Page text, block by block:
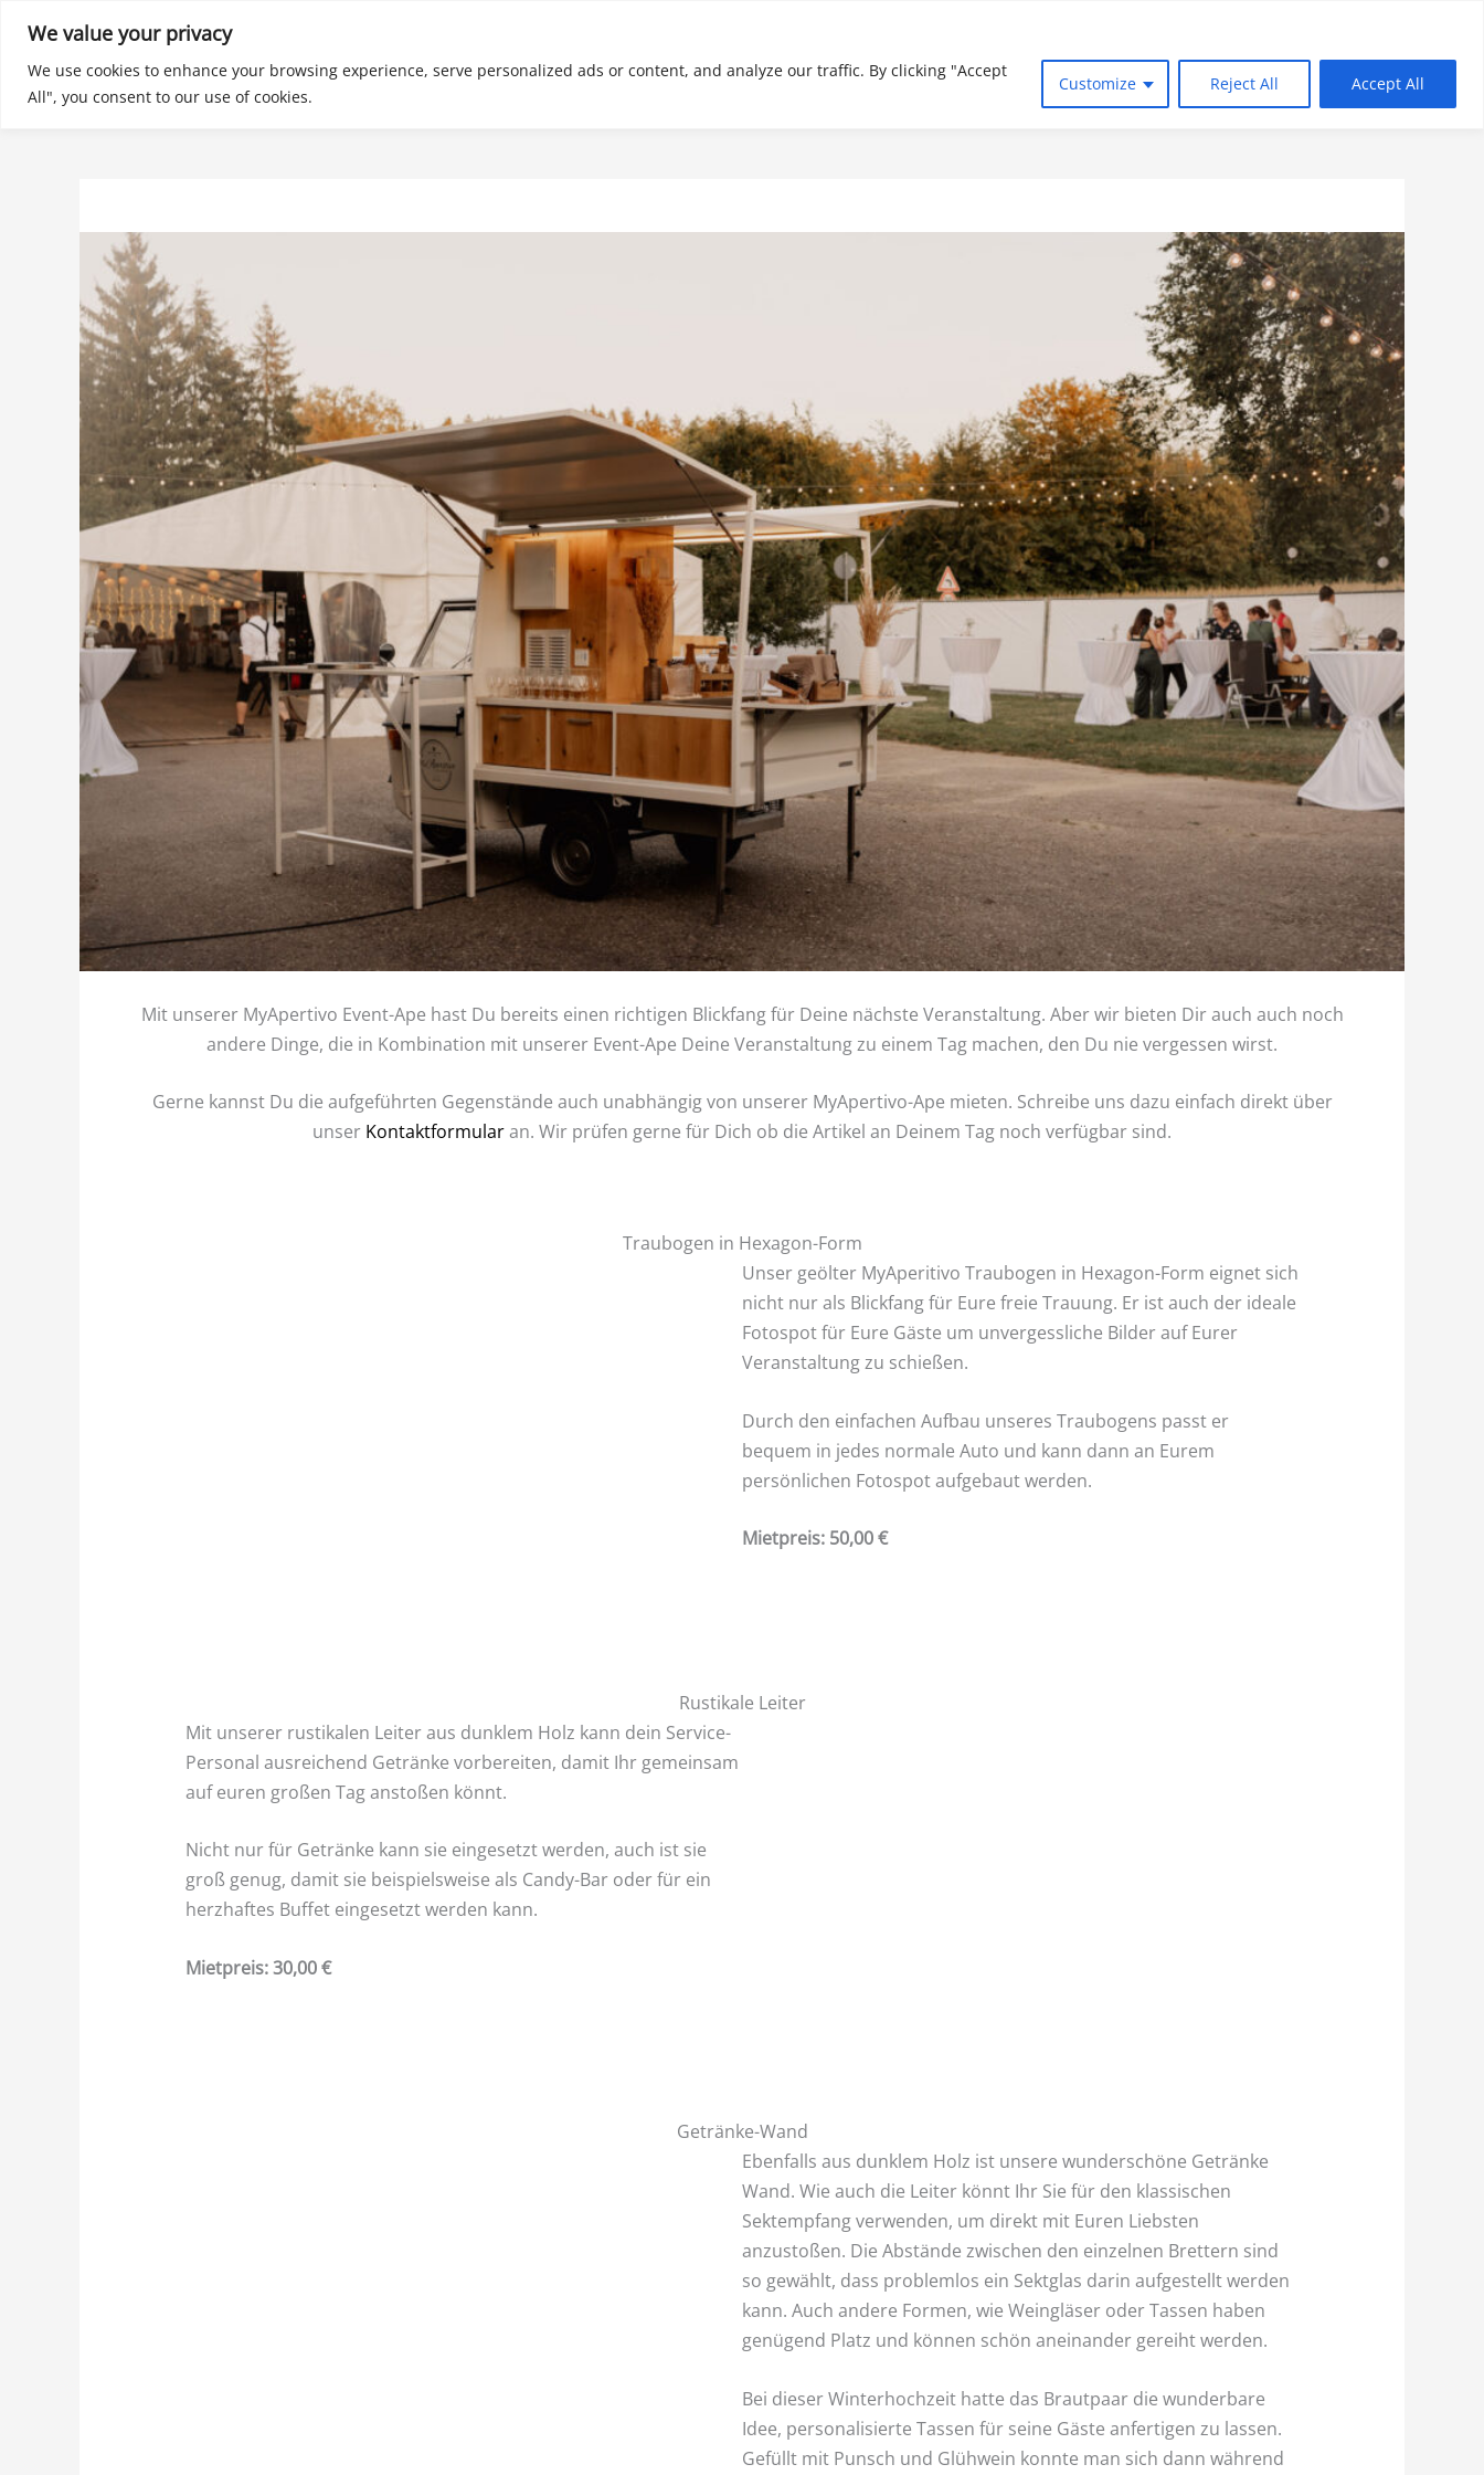
We value your privacy
We use cookies to enhance your browsing experience, serve personalized ads or content, and analyze our traffic. By clicking "Accept
All", you consent to our use of cookies.
Customize Reject All Accept All
Inhalt
springen
Mietobjekte Impressionen Kontakt
Mit unserer MyApertivo Event-Ape hast Du bereits einen richtigen Blickfang für Deine nächste Veranstaltung. Aber wir bieten Dir auch auch noch
andere Dinge, die in Kombination mit unserer Event-Ape Deine Veranstaltung zu einem Tag machen, den Du nie vergessen wirst.
Gerne kannst Du die aufgeführten Gegenstände auch unabhängig von unserer MyApertivo-Ape mieten. Schreibe uns dazu einfach direkt über
unser Kontaktformularan. Wir prüfen gerne für Dich ob die Artikel an Deinem Tag noch verfügbar sind.
Traubogen in Hexagon-Form
Unser geölter MyAperitivo Traubogen in Hexagon-Form eignet sich
nicht nur als Blickfang für Eure freie Trauung. Er ist auch der ideale
Fotospot für Eure Gäste um unvergessliche Bilder auf Eurer
Veranstaltung zu schießen.
Durch den einfachen Aufbau unseres Traubogens passt er
bequem in jedes normale Auto und kann dann an Eurem
persönlichen Fotospot aufgebaut werden.
Mietpreis: 50,00 €
Rustikale Leiter
Mit unserer rustikalen Leiter aus dunklem Holz kann dein Service-
Personal ausreichend Getränke vorbereiten, damit Ihr gemeinsam
auf euren großen Tag anstoßen könnt.
Nicht nur für Getränke kann sie eingesetzt werden, auch ist sie
groß genug, damit sie beispielsweise als Candy-Bar oder für ein
herzhaftes Buffet eingesetzt werden kann.
Mietpreis: 30,00 €
Getränke-Wand
Ebenfalls aus dunklem Holz ist unsere wunderschöne Getränke
Wand. Wie auch die Leiter könnt Ihr Sie für den klassischen
Sektempfang verwenden, um direkt mit Euren Liebsten
anzustoßen. Die Abstände zwischen den einzelnen Brettern sind
so gewählt, dass problemlos ein Sektglas darin aufgestellt werden
kann. Auch andere Formen, wie Weingläser oder Tassen haben
genügend Platz und können schön aneinander gereiht werden.
Bei dieser Winterhochzeit hatte das Brautpaar die wunderbare
Idee, personalisierte Tassen für seine Gäste anfertigen zu lassen.
Gefüllt mit Punsch und Glühwein konnte man sich dann während